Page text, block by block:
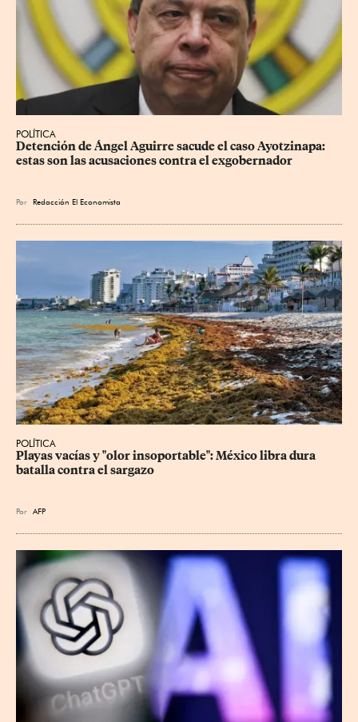
POLÍTICA
Detención de Ángel Aguirre sacude el caso Ayotzinapa:
estas son las acusaciones contra el exgobernador
Por Redacción El Economista
POLÍTICA
Playas vacías y "olor insoportable": México libra dura
batalla contra el sargazo
Por AFP